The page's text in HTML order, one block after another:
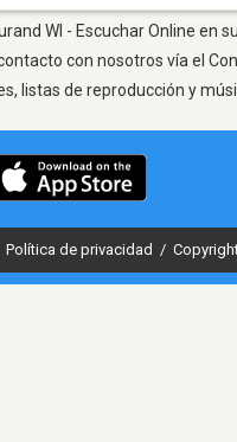
WI - Escuchar Online en
con nosotros vía el
listas de reproducción y
Política de privacidad /